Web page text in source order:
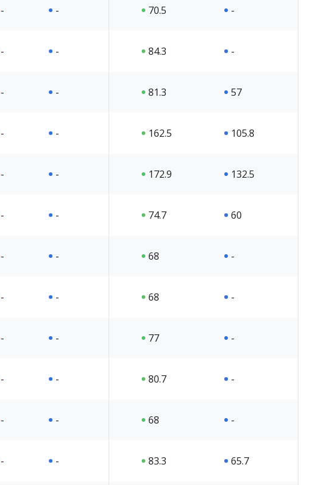
- - 70.5 -
- - 84.3 -
- - 81.3 57
- - 162.5 105.8
- - 172.9 132.5
- - 74.7 60
- - 68 -
- - 68 -
- - 77 -
- - 80.7 -
- - 68 -
- - 83.3 65.7